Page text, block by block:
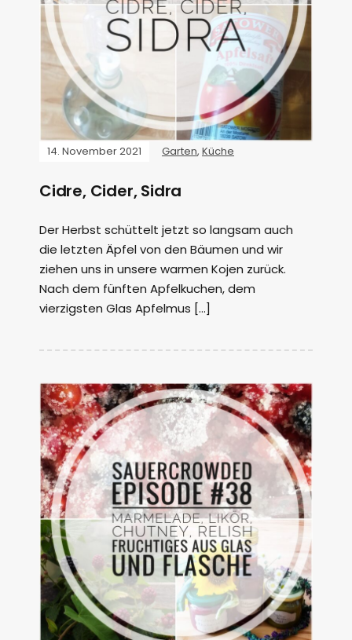
14. November 2021 Garten, Küche
Cidre, Cider, Sidra
Der Herbst schüttelt jetzt so langsam auch
die letzten Äpfel von den Bäumen und wir
ziehen uns in unsere warmen Kojen zurück.
Nach dem fünften Apfelkuchen, dem
vierzigsten Glas Apfelmus […]